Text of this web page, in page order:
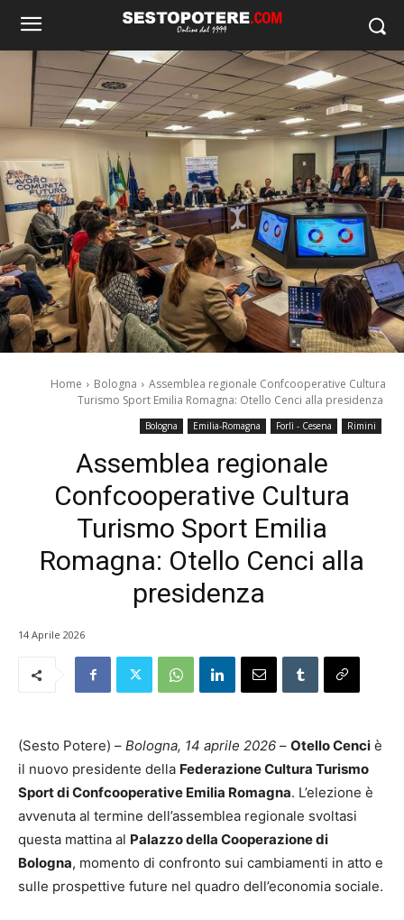
Home Bologna
Assemblea regionale Confcooperative Cultura
Turismo Sport Emilia Romagna: Otello Cenci alla presidenza
Bologna Emilia-Romagna Forlì - Cesena Rimini
Assemblea regionale
Confcooperative Cultura
Turismo Sport Emilia
Romagna: Otello Cenci alla
presidenza
14 Aprile 2026
(Sesto Potere) – Bologna, 14 aprile 2026 – Otello Cenci è
il nuovo presidente della Federazione Cultura Turismo
Sport di Confcooperative Emilia Romagna. L’elezione è
avvenuta al termine dell’assemblea regionale svoltasi
questa mattina al Palazzo della Cooperazione di
Bologna, momento di confronto sui cambiamenti in atto e
sulle prospettive future nel quadro dell’economia sociale.